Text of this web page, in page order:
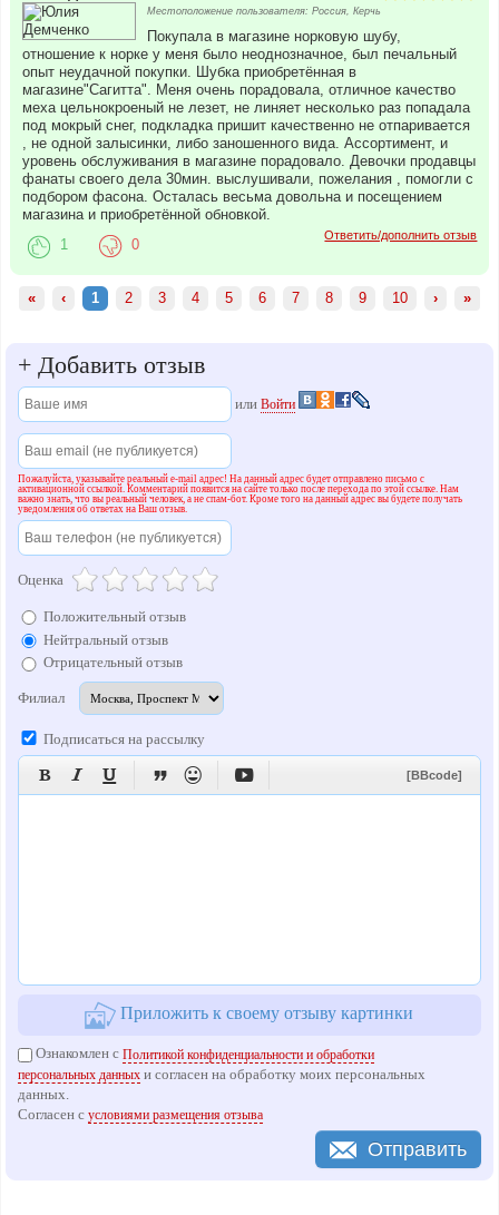
Местоположение пользователя: Россия, Керчь
Покупала в магазине норковую шубу,
отношение к норке у меня было неоднозначное, был печальный
опыт неудачной покупки. Шубка приобретённая в
магазине"Сагитта". Меня очень порадовала, отличное качество
меха цельнокроеный не лезет, не линяет несколько раз попадала
под мокрый снег, подкладка пришит качественно не отпаривается
, не одной залысинки, либо заношенного вида. Ассортимент, и
уровень обслуживания в магазине порадовало. Девочки продавцы
фанаты своего дела 30мин. выслушивали, пожелания , помогли с
подбором фасона. Осталась весьма довольна и посещением
магазина и приобретённой обновкой.
Ответить/дополнить отзыв
1 0
« ‹ 1 2 3 4 5 6 7 8 9 10 › »
+ Добавить отзыв
илиВойти
Пожалуйста, указывайте реальный e-mail адрес! На данный адрес будет отправлено письмо с
активационной ссылкой. Комментарий появится на сайте только после перехода по этой ссылке. Нам
важно знать, что вы реальный человек, а не спам-бот. Кроме того на данный адрес вы будете получать
уведомления об ответах на Ваш отзыв.
Оценка
Положительный отзыв
Нейтральный отзыв
Отрицательный отзыв
Филиал
Подписаться на рассылку
      [BBcode]
Приложить к своему отзыву картинки
Ознакомлен сПолитикой конфиденциальности и обработки
персональных данных и согласен на обработку моих персональных
данных.
Согласен сусловиями размещения отзыва
Отправить